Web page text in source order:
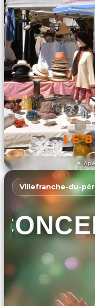
LE